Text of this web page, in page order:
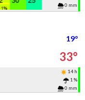
0 mm
19°
33°
14 h
1 %
0 mm